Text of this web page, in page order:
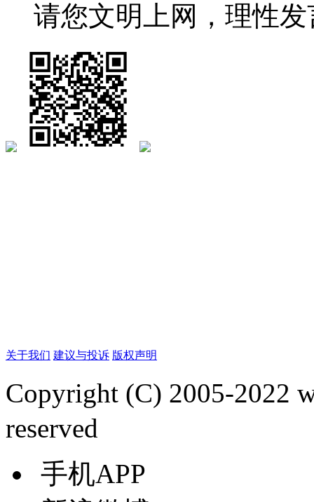
请您文明上网，理性
关于我们 建议与投诉 版权声明
Copyright (C) 2005-2022
reserved
手机APP